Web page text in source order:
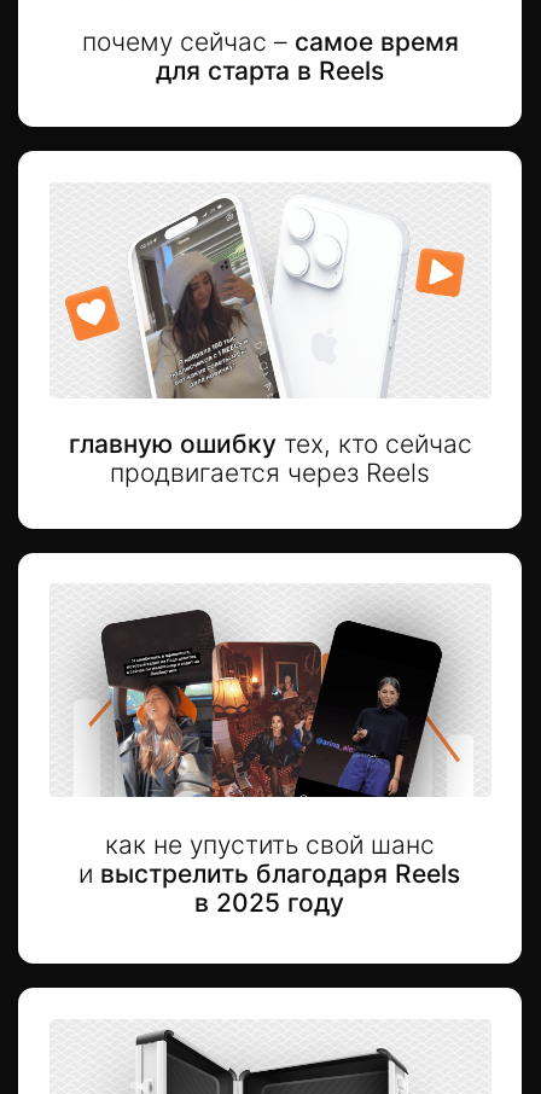
Арина Алекс
АВТОР ТРЕНИНГА
Дипломированный маркетолог
и имею гос. лицензию, чтобы
Набрала во всех соц.
сетях бесплатно 2 млн
подписчиков.